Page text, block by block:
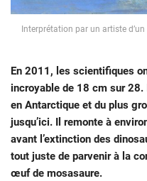
Interprétation par un artiste
En 2011, les scientifiques
incroyable de 18 cm sur 28.
en Antarctique et du plus
jusqu’ici. Il remonte à
avant l’extinction des
tout juste de parvenir à la
œuf de mosasaure.